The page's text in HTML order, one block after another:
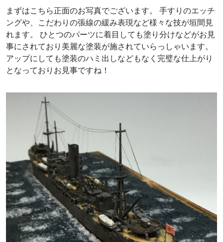
まずはこちら正面のお写真でございます。 手すりのエッチ
ングや、こだわりの張線の緩み表現など様々な技が垣間見
れます。 ひとつのパーツに着目しても塗り分けなどがお見
事にされており美麗な塗装が施されていらっしゃいます。
アップにしても塗装のハミ出しなどもなく完璧な仕上がり
となっておりお見事ですね！